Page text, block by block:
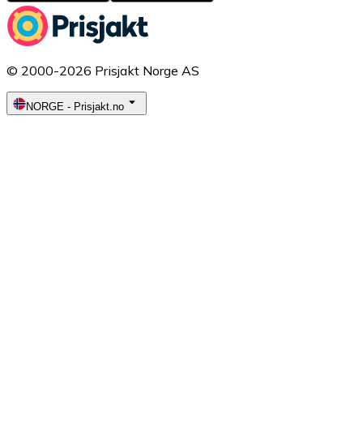
© 2000-2026 Prisjakt Norge AS
NORGE - Prisjakt.no